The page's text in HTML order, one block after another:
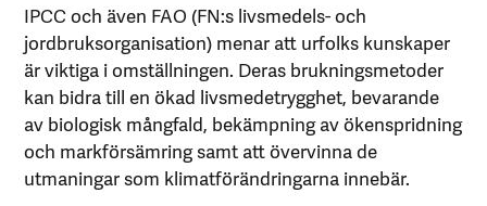
IPCC och även FAO (FN:s livsmedels- och
jordbruksorganisation) menar att urfolks kunskaper
är viktiga i omställningen. Deras brukningsmetoder
kan bidra till en ökad livsmedetrygghet, bevarande
av biologisk mångfald, bekämpning av ökenspridning
och markförsämring samt att övervinna de
utmaningar som klimatförändringarna innebär.